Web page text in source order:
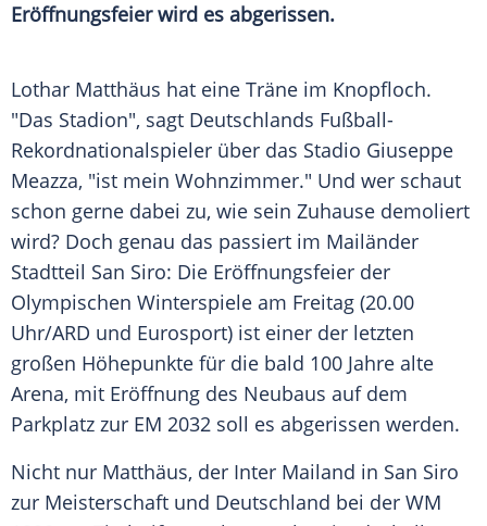
Eröffnungsfeier wird es abgerissen.
Lothar Matthäus hat eine Träne im Knopfloch.
"Das Stadion", sagt Deutschlands Fußball-
Rekordnationalspieler über das Stadio Giuseppe
Meazza, "ist mein Wohnzimmer." Und wer schaut
schon gerne dabei zu, wie sein Zuhause demoliert
wird? Doch genau das passiert im Mailänder
Stadtteil San Siro: Die Eröffnungsfeier der
Olympischen Winterspiele am Freitag (20.00
Uhr/ARD und Eurosport) ist einer der letzten
großen Höhepunkte für die bald 100 Jahre alte
Arena, mit Eröffnung des Neubaus auf dem
Parkplatz zur EM 2032 soll es abgerissen werden.
Nicht nur Matthäus, der Inter Mailand in San Siro
zur Meisterschaft und Deutschland bei der WM